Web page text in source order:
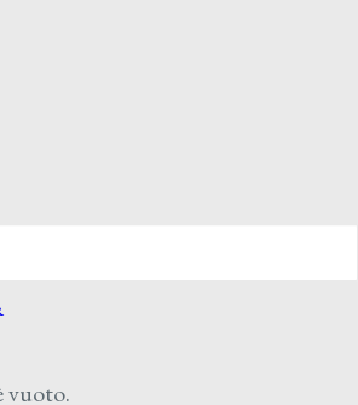
vuoto.
Zanelli Elisabetta